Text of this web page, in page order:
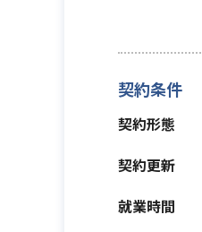
契約条件
契約形態
契約更新
就業時間